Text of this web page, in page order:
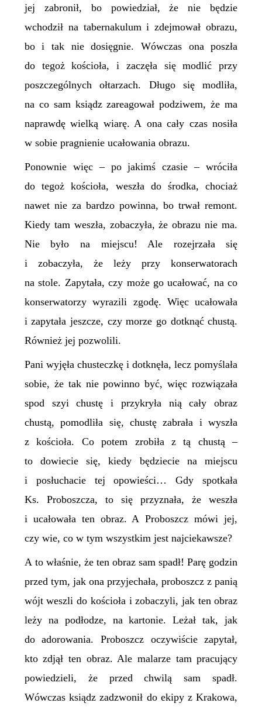
jej zabronił, bo powiedział, że nie będzie
wchodził na tabernakulum i zdejmował obrazu,
bo i tak nie dosięgnie. Wówczas ona poszła
do tegoż kościoła, i zaczęła się modlić przy
poszczególnych ołtarzach. Długo się modliła,
na co sam ksiądz zareagował podziwem, że ma
naprawdę wielką wiarę. A ona cały czas nosiła
w sobie pragnienie ucałowania obrazu.
Ponownie więc – po jakimś czasie – wróciła
do tegoż kościoła, weszła do środka, chociaż
nawet nie za bardzo powinna, bo trwał remont.
Kiedy tam weszła, zobaczyła, że obrazu nie ma.
Nie było na miejscu! Ale rozejrzała się
i zobaczyła, że leży przy konserwatorach
na stole. Zapytała, czy może go ucałować, na co
konserwatorzy wyrazili zgodę. Więc ucałowała
i zapytała jeszcze, czy morze go dotknąć chustą.
Również jej pozwolili.
Pani wyjęła chusteczkę i dotknęła, lecz pomyślała
sobie, że tak nie powinno być, więc rozwiązała
spod szyi chustę i przykryła nią cały obraz
chustą, pomodliła się, chustę zabrała i wyszła
z kościoła. Co potem zrobiła z tą chustą –
to dowiecie się, kiedy będziecie na miejscu
i posłuchacie tej opowieści… Gdy spotkała
Ks. Proboszcza, to się przyznała, że weszła
i ucałowała ten obraz. A Proboszcz mówi jej,
czy wie, co w tym wszystkim jest najciekawsze?
A to właśnie, że ten obraz sam spadł! Parę godzin
przed tym, jak ona przyjechała, proboszcz z panią
wójt weszli do kościoła i zobaczyli, jak ten obraz
leży na podłodze, na kartonie. Leżał tak, jak
do adorowania. Proboszcz oczywiście zapytał,
kto zdjął ten obraz. Ale malarze tam pracujący
powiedzieli, że przed chwilą sam spadł.
Wówczas ksiądz zadzwonił do ekipy z Krakowa,